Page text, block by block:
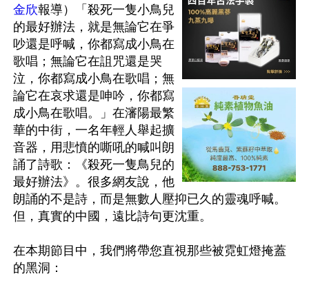
金欣報導）「殺死一隻小鳥兒
的最好辦法，就是無論它在爭
吵還是呼喊，你都寫成小鳥在
歌唱；無論它在詛咒還是哭
泣，你都寫成小鳥在歌唱；無
論它在哀求還是呻吟，你都寫
成小鳥在歌唱。」在瀋陽最繁
華的中街，一名年輕人舉起擴
音器，用悲憤的嘶吼的喊叫朗
誦了詩歌：《殺死一隻鳥兒的
最好辦法》。很多網友說，他
朗誦的不是詩，而是無數人壓抑已久的靈魂呼喊。
但，真實的中國，遠比詩句更沈重。
在本期節目中，我們將帶您直視那些被霓虹燈掩蓋
的黑洞：